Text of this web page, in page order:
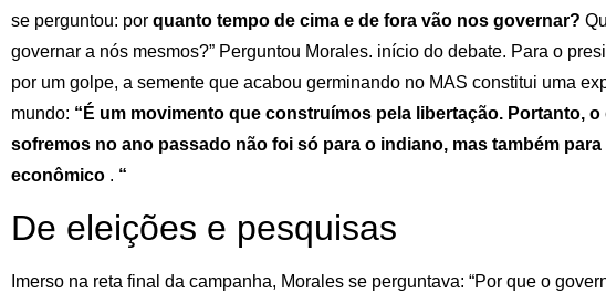
se perguntou: por quanto tempo de cima e de fora vão nos governar?
governar a nós mesmos?” Perguntou Morales. início do debate. Para o
por um golpe, a semente que acabou germinando no MAS constitui uma
mundo: “É um movimento que construímos pela libertação. Portanto, o
sofremos no ano passado não foi só para o indiano, mas também
econômico . “
De eleições e pesquisas
Imerso na reta final da campanha, Morales se perguntava: “Por que o